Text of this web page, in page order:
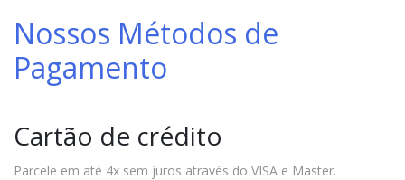
Nossos Métodos de
Pagamento
Cartão de crédito
Parcele em até 4x sem juros através do VISA e Master.